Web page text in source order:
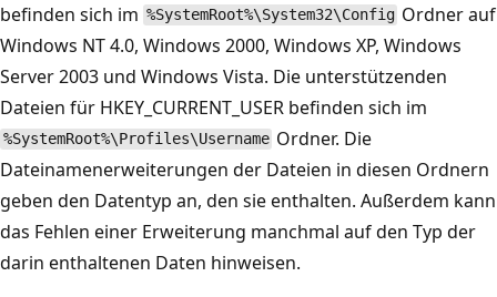
befinden sich im %SystemRoot%\System32\Config Ordner auf
Windows NT 4.0, Windows 2000, Windows XP, Windows
Server 2003 und Windows Vista. Die unterstützenden
Dateien für HKEY_CURRENT_USER befinden sich im
%SystemRoot%\Profiles\Username Ordner. Die
Dateinamenerweiterungen der Dateien in diesen Ordnern
geben den Datentyp an, den sie enthalten. Außerdem kann
das Fehlen einer Erweiterung manchmal auf den Typ der
darin enthaltenen Daten hinweisen.